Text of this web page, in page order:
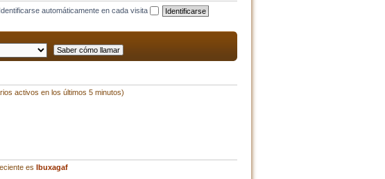
Identificarse automáticamente en cada visita
activos en los últimos 5 minutos)
es Ibuxagaf